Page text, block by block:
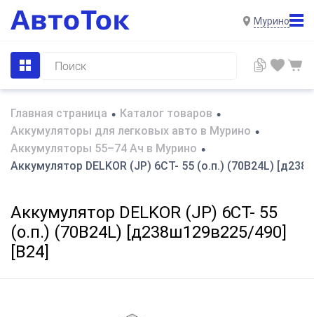
Мурино
Главная страница • Каталог товаров •
Аккумуляторы для легковых авто в Мурино •
Аккумуляторы 55–74 Ач в Мурино •
Аккумулятор DELKOR (JP) 6СТ- 55 (о.п.) (70B24L)
Аккумулятор DELKOR (JP) 6СТ- 55
(о.п.) (70B24L) [д238ш129в225/490]
[B24]